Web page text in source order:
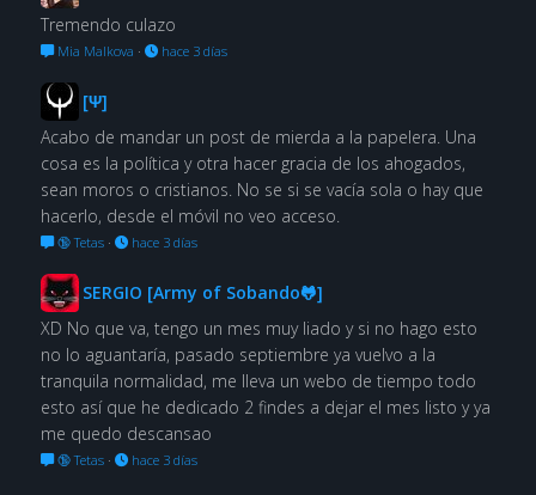
Tremendo culazo
Mia Malkova · hace 3 días
[Ψ]
Acabo de mandar un post de mierda a la papelera. Una
cosa es la política y otra hacer gracia de los ahogados,
sean moros o cristianos. No se si se vacía sola o hay que
hacerlo, desde el móvil no veo acceso.
🔞 Tetas· hace 3 días
SERGIO [Army of Sobando🐸]
XD No que va, tengo un mes muy liado y si no hago esto
no lo aguantaría, pasado septiembre ya vuelvo a la
tranquila normalidad, me lleva un webo de tiempo todo
esto así que he dedicado 2 findes a dejar el mes listo y ya
me quedo descansao
🔞 Tetas· hace 3 días